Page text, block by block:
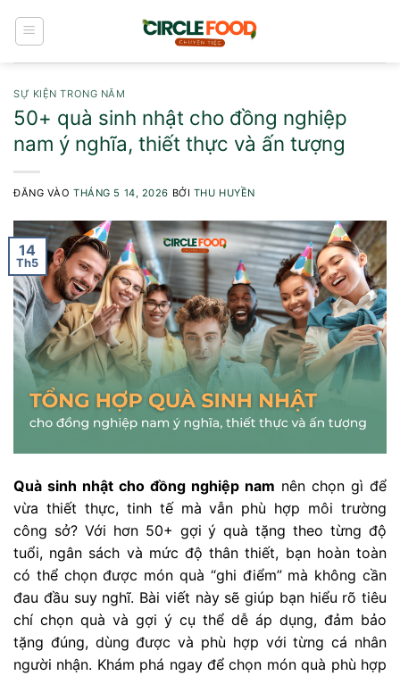
qua
SỰ KIỆN TRONG NĂM
50+ quà sinh nhật cho đồng nghiệp
nam ý nghĩa, thiết thực và ấn tượng
ĐĂNG VÀOTHÁNG 5 14, 2026 BỞI THU HUYỀN
14
Th5
Quà sinh nhật cho đồng nghiệp nam nên chọn gì để
vừa thiết thực, tinh tế mà vẫn phù hợp môi trường
công sở? Với hơn 50+ gợi ý quà tặng theo từng độ
tuổi, ngân sách và mức độ thân thiết, bạn hoàn toàn
có thể chọn được món quà “ghi điểm” mà không cần
đau đầu suy nghĩ. Bài viết này sẽ giúp bạn hiểu rõ tiêu
chí chọn quà và gợi ý cụ thể dễ áp dụng, đảm bảo
tặng đúng, dùng được và phù hợp với từng cá nhân
người nhận. Khám phá ngay để chọn món quà phù hợp